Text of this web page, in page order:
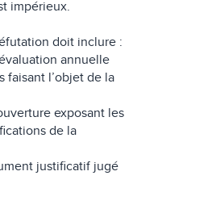
impérieux.
doit inclure :
annuelle
faisant l’objet de la
exposant les
de la
justificatif jugé